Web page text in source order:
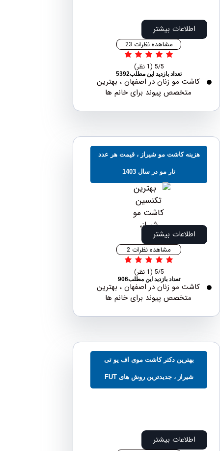
اطلاعات بیشتر
مشاهده نظرات 23
تعداد بازدید این مطلب5392
مو زنان در اصفهان ، بهترین
متخصص پیوند برای خانم ها
کاشت مو شیراز ، قیمت هر عدد
تار مو در سال 1403
اطلاعات بیشتر
مشاهده نظرات 2
تعداد بازدید این مطلب906
مو زنان در اصفهان ، بهترین
متخصص پیوند برای خانم ها
بهترین دکتر کاشت موی اف یو تی
شیراز ، جدیدترین روش های FUT
اطلاعات بیشتر